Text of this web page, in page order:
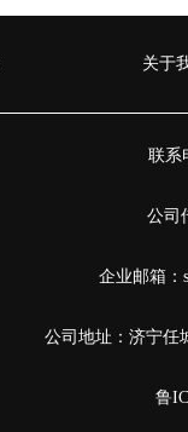
关于
联系
公司
企业邮箱：
公司地址：济宁任
鲁